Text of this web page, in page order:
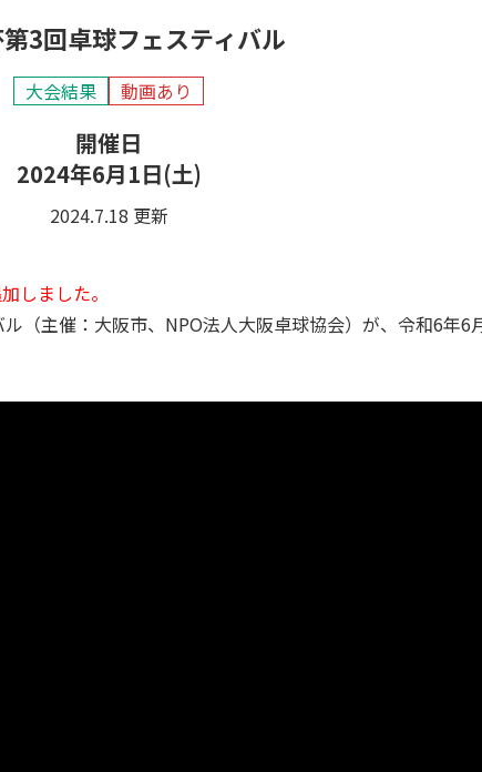
3回卓球フェスティバル
大会結果 動画あり
開催日
2024年6月1日(土)
2024.7.18 更新
しました。
（主催：大阪市、NPO法人大阪卓球協会）が、令和6年6